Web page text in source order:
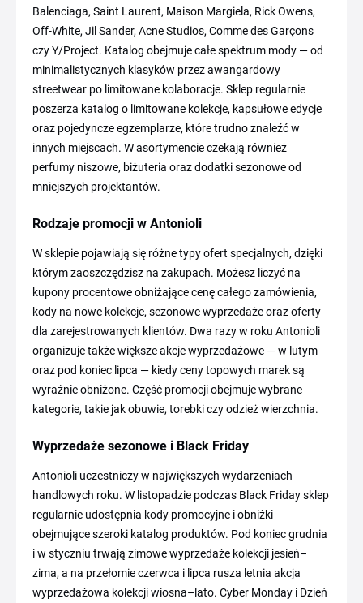
Balenciaga, Saint Laurent, Maison Margiela, Rick Owens,
Off-White, Jil Sander, Acne Studios, Comme des Garçons
czy Y/Project. Katalog obejmuje całe spektrum mody — od
minimalistycznych klasyków przez awangardowy
streetwear po limitowane kolaboracje. Sklep regularnie
poszerza katalog o limitowane kolekcje, kapsułowe edycje
oraz pojedyncze egzemplarze, które trudno znaleźć w
innych miejscach. W asortymencie czekają również
perfumy niszowe, biżuteria oraz dodatki sezonowe od
mniejszych projektantów.
Rodzaje promocji w Antonioli
W sklepie pojawiają się różne typy ofert specjalnych, dzięki
którym zaoszczędzisz na zakupach. Możesz liczyć na
kupony procentowe obniżające cenę całego zamówienia,
kody na nowe kolekcje, sezonowe wyprzedaże oraz oferty
dla zarejestrowanych klientów. Dwa razy w roku Antonioli
organizuje także większe akcje wyprzedażowe — w lutym
oraz pod koniec lipca — kiedy ceny topowych marek są
wyraźnie obniżone. Część promocji obejmuje wybrane
kategorie, takie jak obuwie, torebki czy odzież wierzchnia.
Wyprzedaże sezonowe i Black Friday
Antonioli uczestniczy w największych wydarzeniach
handlowych roku. W listopadzie podczas Black Friday sklep
regularnie udostępnia kody promocyjne i obniżki
obejmujące szeroki katalog produktów. Pod koniec grudnia
i w styczniu trwają zimowe wyprzedaże kolekcji jesień–
zima, a na przełomie czerwca i lipca rusza letnia akcja
wyprzedażowa kolekcji wiosna–lato. Cyber Monday i Dzień